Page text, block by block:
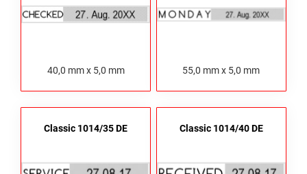
40,0 mm x 5,0 mm 55,0 mm x 5,0 mm
Classic 1014/35 DE Classic 1014/40 DE